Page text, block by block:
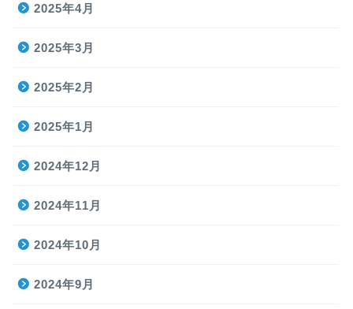
2025年4月
2025年3月
2025年2月
2025年1月
2024年12月
2024年11月
2024年10月
2024年9月